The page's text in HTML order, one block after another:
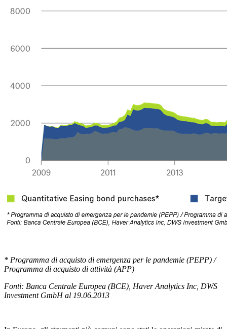
* Programma di acquisto di emergenza per le pandemie (PEPP) /
Programma di acquisto di attività (APP)
Fonti: Banca Centrale Europea (BCE), Haver Analytics Inc, DWS
Investment GmbH al 19.06.2013